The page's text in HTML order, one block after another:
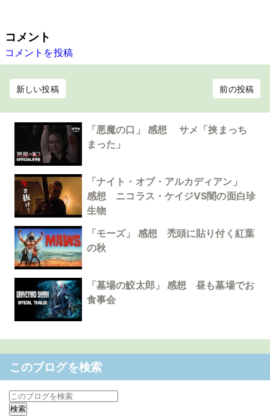
コメント
コメントを投稿
新しい投稿 前の投稿
「悪魔の口」 感想 サメ「挟まっち
まった」
「ナイト・オブ・アルカディアン」
感想 ニコラス・ケイジVS闇の面白珍
生物
「モーズ」 感想 禿頭に貼り付く紅葉
の秋
「墓場の鮫太郎」 感想 昼も墓場でお
食事会
このブログを検索